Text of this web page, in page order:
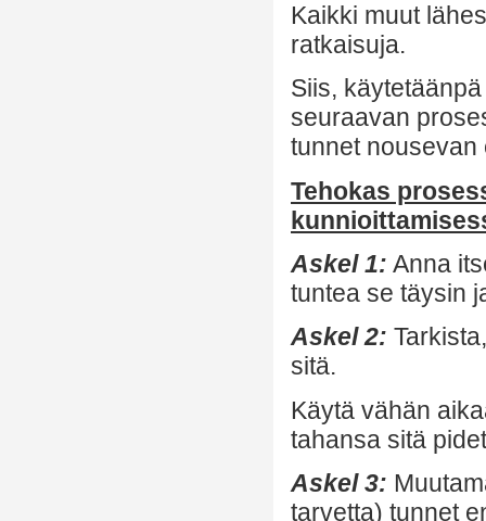
Kaikki muut
ratkaisuja.
Siis,
seuraavan
tunnet nousevan
Tehokas
Askel 1: Anna
tuntea se täysin
Askel 2:
sitä.
Käytä vähän
tahansa sitä
Askel 3:
tarvetta) tunnet